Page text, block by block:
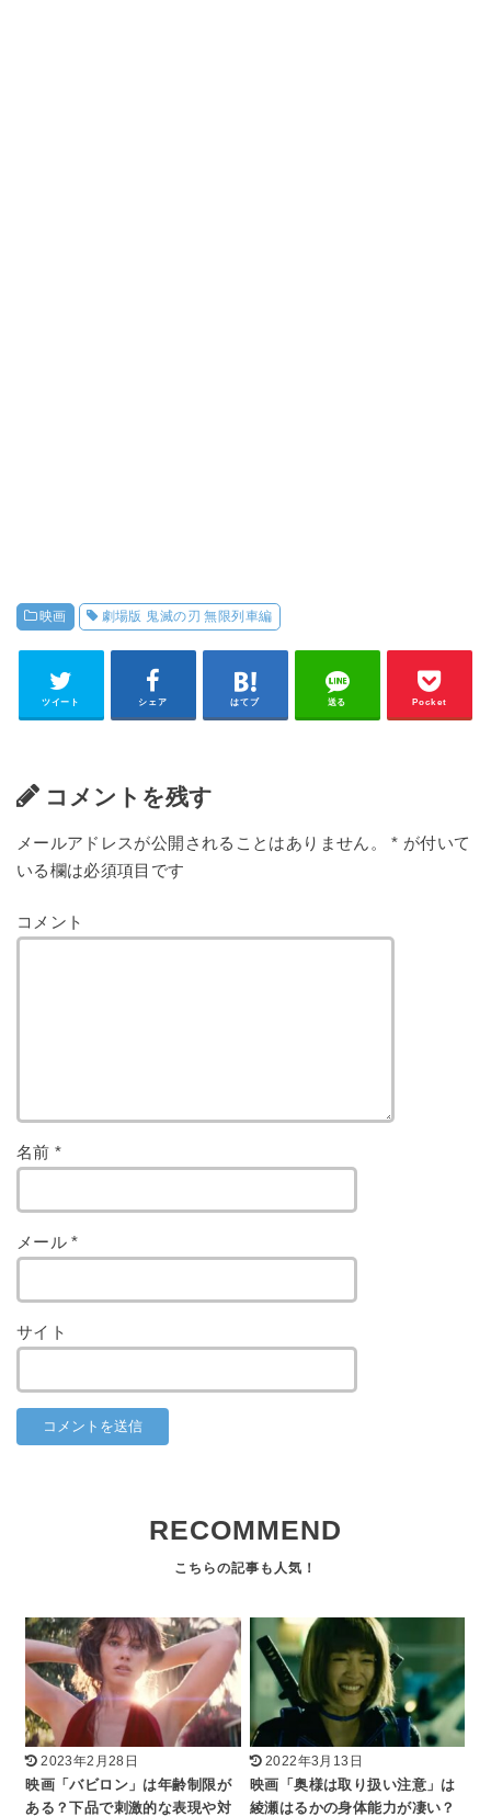
映画 劇場版 鬼滅の刃 無限列車編
ツイート シェア はてブ 送る Pocket
コメントを残す
メールアドレスが公開されることはありません。 * が付いて
いる欄は必須項目です
コメント
名前 *
メール*
サイト
RECOMMEND
2023年2月28日
映画「バビロン」は年齢制限が
ある？下品で刺激的な表現や対
2022年3月13日
映画「奥様は取り扱い注意」は
綾瀬はるかの身体能力が凄い？